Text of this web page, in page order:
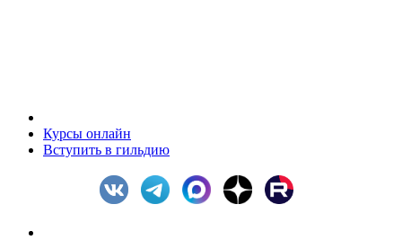
Курсы онлайн
Вступить в гильдию